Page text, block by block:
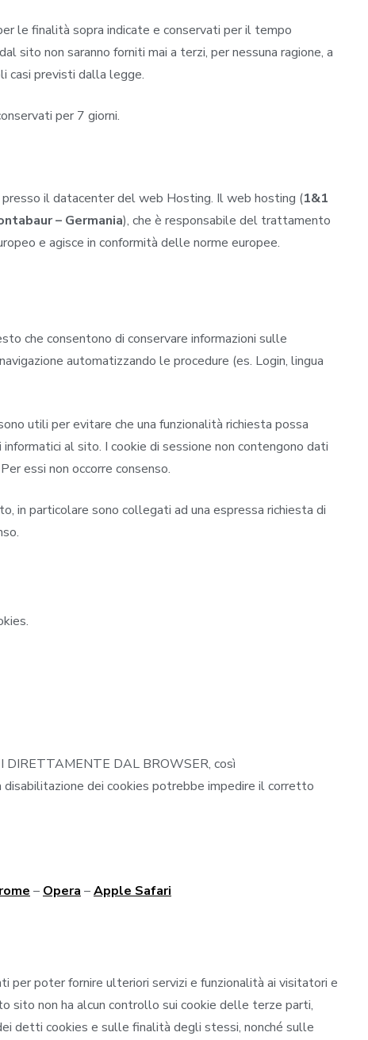
le finalità sopra indicate e conservati per il tempo
non saranno forniti mai a terzi, per nessuna ragione, a
casi previsti dalla legge.
per 7 giorni.
il datacenter del web Hosting. Il web hosting (1&1
– Germania), che è responsabile del trattamento
e agisce in conformità delle norme europee.
che consentono di conservare informazioni sulle
automatizzando le procedure (es. Login, lingua
utili per evitare che una funzionalità richiesta possa
al sito. I cookie di sessione non contengono dati
essi non occorre consenso.
in particolare sono collegati ad una espressa richiesta di
DIRETTAMENTE DAL BROWSER, così
disabilitazione dei cookies potrebbe impedire il corretto
– Opera –Apple Safari
per poter fornire ulteriori servizi e funzionalità ai visitatori e
sito non ha alcun controllo sui cookie delle terze parti,
detti cookies e sulle finalità degli stessi, nonché sulle